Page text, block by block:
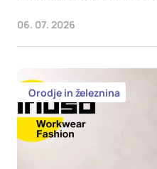
06. 07. 2026
Orodje in železnina